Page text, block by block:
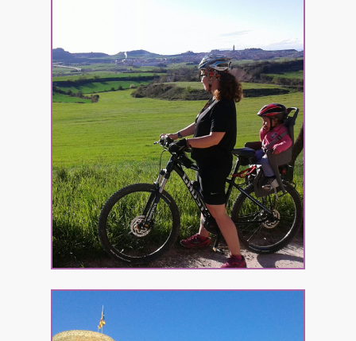
Calaf – Molí de la
Roda – Calaf
20km
290md+
+info